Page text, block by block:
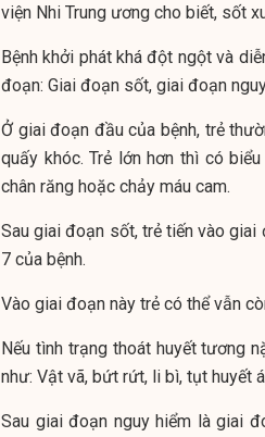
viện Nhi Trung ương cho biết, sốt
Bệnh khởi phát khá đột ngột và
đoạn: Giai đoạn sốt, giai đoạn
Ở giai đoạn đầu của bệnh, trẻ
quấy khóc. Trẻ lớn hơn thì có
chân răng hoặc chảy máu cam.
Sau giai đoạn sốt, trẻ tiến vào
7 của bệnh.
Vào giai đoạn này trẻ có thể vẫn
Nếu tình trạng thoát huyết tương
như: Vật vã, bứt rứt, li bì, tụt huyết
Sau giai đoạn nguy hiểm là giai